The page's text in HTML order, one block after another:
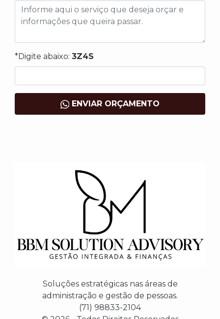
*Digite abaixo: 3Z4S
ENVIAR ORÇAMENTO
Soluções estratégicas nas áreas de
administração e gestão de pessoas.
(71) 98833-2104